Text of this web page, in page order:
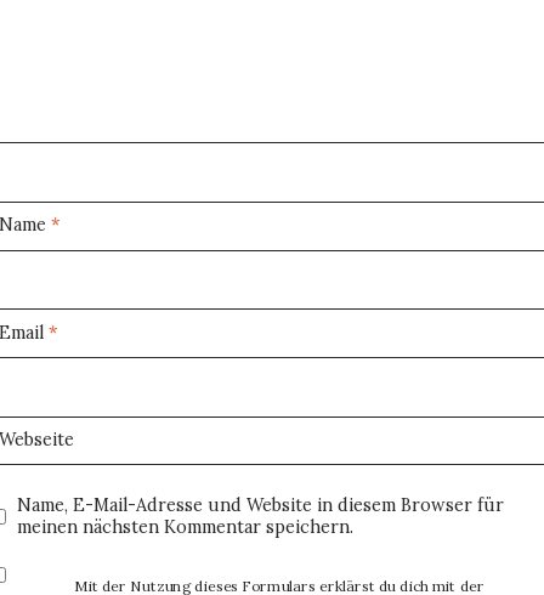
Name*
Email*
Webseite
Name, E-Mail-Adresse und Website in diesem Browser für
meinen nächsten Kommentar speichern.
Mit der Nutzung dieses Formulars erklärst du dich mit der